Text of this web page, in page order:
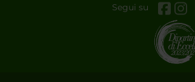
Segui su